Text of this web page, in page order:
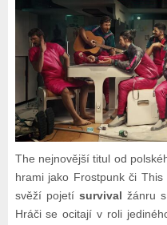
The nejnovější titul od
hrami jako Frostpunk či
svěží pojetí survival žánru
Hráči se ocitají v roli